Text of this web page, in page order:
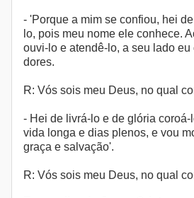
- 'Porque a mim se confiou, hei
lo, pois meu nome ele conhece.
ouvi-lo e atendê-lo, a seu lado eu
dores.
R: Vós sois meu Deus, no qual
- Hei de livrá-lo e de glória
vida longa e dias plenos, e vou
graça e salvação'.
R: Vós sois meu Deus, no qual